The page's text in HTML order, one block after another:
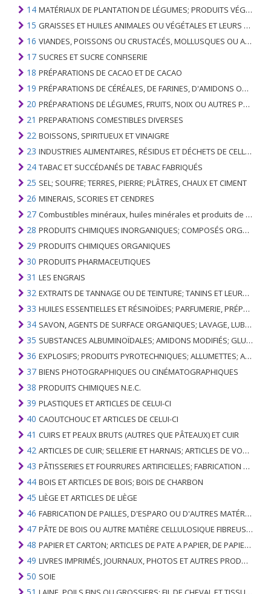
14 MATÉRIAUX DE PLANTATION DE LÉGUMES; PRODUITS VÉGÉTAUX NON DÉNOMMÉS NI COMPRIS AILLEURS
15 GRAISSES ET HUILES ANIMALES OU VÉGÉTALES ET LEURS PRODUITS DE CLIVAGE; GRAISSES ANIMALES PRÉPARÉES; CIRES ANIMALES OU VÉGÉTALES
16 VIANDES, POISSONS OU CRUSTACÉS, MOLLUSQUES OU AUTRES INVERTÉBRÉS AQUATIQUES; PRÉPARATIONS DE CELLES-CI
17 SUCRES ET SUCRE CONFISERIE
18 PRÉPARATIONS DE CACAO ET DE CACAO
19 PRÉPARATIONS DE CÉRÉALES, DE FARINES, D'AMIDONS OU DE LAIT; PRODUITS DE PATISSERIE
20 PRÉPARATIONS DE LÉGUMES, FRUITS, NOIX OU AUTRES PARTIES DE PLANTES
21 PREPARATIONS COMESTIBLES DIVERSES
22 BOISSONS, SPIRITUEUX ET VINAIGRE
23 INDUSTRIES ALIMENTAIRES, RÉSIDUS ET DÉCHETS DE CELLES-CI; FOURRAGE ANIMAL PRÉPARÉ
24 TABAC ET SUCCÉDANÉS DE TABAC FABRIQUÉS
25 SEL; SOUFRE; TERRES, PIERRE; PLÂTRES, CHAUX ET CIMENT
26 MINERAIS, SCORIES ET CENDRES
27 Combustibles minéraux, huiles minérales et produits de leur distillation; SUBSTANCES BITUMINEUSES; CIRES MINÉRALES
28 PRODUITS CHIMIQUES INORGANIQUES; COMPOSÉS ORGANIQUES ET INORGANIQUES DE MÉTAUX PRÉCIEUX; DE MÉTAUX DES TERRES RARES, D'ÉLÉMENTS RADIOACTIFS ET D'ISOTOPES
29 PRODUITS CHIMIQUES ORGANIQUES
30 PRODUITS PHARMACEUTIQUES
31 LES ENGRAIS
32 EXTRAITS DE TANNAGE OU DE TEINTURE; TANINS ET LEURS DERIVES; COLORANTS, PIGMENTS ET AUTRES MATIERES COLORANTES; PEINTURES, VERNIS; MASTIC, AUTRES MASTIQUES; ENCRES
33 HUILES ESSENTIELLES ET RÉSINOÏDES; PARFUMERIE, PRÉPARATIONS COSMÉTIQUES OU DE TOILETTE
34 SAVON, AGENTS DE SURFACE ORGANIQUES; LAVAGE, LUBRIFICATION, POLISSAGE OU PRÉPARATION À L'ÉPURATION; CIRES ARTIFICIELLES OU PRÉPARÉES, BOUGIES ET ARTICLES SIMILAIRES, PÂTES À MODÉLISER, CIRES DENTAIRES ET PRÉPARATIONS DENTAIRES À BASE DE PLÂTRE
35 SUBSTANCES ALBUMINOÏDALES; AMIDONS MODIFIÉS; GLUES; ENZYMES
36 EXPLOSIFS; PRODUITS PYROTECHNIQUES; ALLUMETTES; ALLIAGES PYROPHORIQUES; CERTAINES PRÉPARATIONS COMBUSTIBLES
37 BIENS PHOTOGRAPHIQUES OU CINÉMATOGRAPHIQUES
38 PRODUITS CHIMIQUES N.E.C.
39 PLASTIQUES ET ARTICLES DE CELUI-CI
40 CAOUTCHOUC ET ARTICLES DE CELUI-CI
41 CUIRS ET PEAUX BRUTS (AUTRES QUE PÂTEAUX) ET CUIR
42 ARTICLES DE CUIR; SELLERIE ET ​​HARNAIS; ARTICLES DE VOYAGE, SACS À MAIN ET RÉCIPIENTS ANALOGUES; ARTICLES DE GUT ANIMAL (AUTRE QUE GUT DE SOIE-VERT)
43 PÂTISSERIES ET FOURRURES ARTIFICIELLES; FABRICATION DE CELLES-CI
44 BOIS ET ARTICLES DE BOIS; BOIS DE CHARBON
45 LIÈGE ET ARTICLES DE LIÈGE
46 FABRICATION DE PAILLES, D'ESPARO OU D'AUTRES MATÉRIAUX DE COULÉE; BASKETWARE ET WICKERWORK
47 PÂTE DE BOIS OU AUTRE MATIÈRE CELLULOSIQUE FIBREUSE; PAPIER OU CARTON RÉCUPÉRÉ (DÉCHETS ET DÉCHETS)
48 PAPIER ET CARTON; ARTICLES DE PATE A PAPIER, DE PAPIER OU DE CARTON
49 LIVRES IMPRIMÉS, JOURNAUX, PHOTOS ET AUTRES PRODUITS DE L'INDUSTRIE DE L'IMPRIMERIE; MANUSCRITS, TYPESCRIPTS ET PLANS
50 SOIE